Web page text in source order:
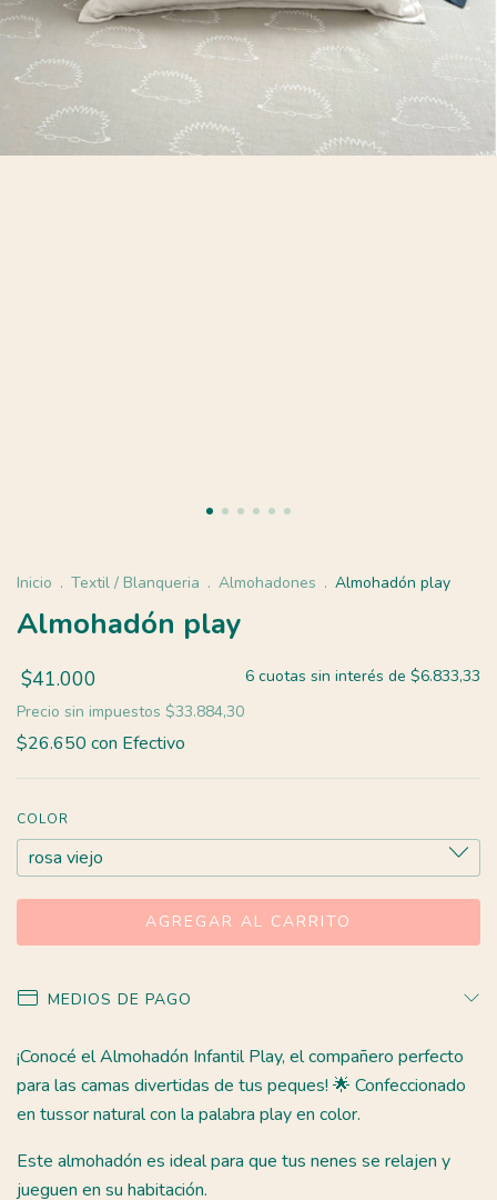
Inicio . Textil / Blanqueria . Almohadones . Almohadón play
Almohadón play
$41.000 6 cuotas sin interés de $6.833,33
Precio sin impuestos $33.884,30
$26.650 con Efectivo
COLOR
MEDIOS DE PAGO
¡Conocé el Almohadón Infantil Play, el compañero perfecto
para las camas divertidas de tus peques! 🌟 Confeccionado
en tussor natural con la palabra play en color.
Este almohadón es ideal para que tus nenes se relajen y
jueguen en su habitación.